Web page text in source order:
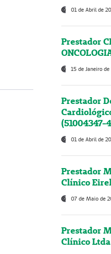
01 de Abril de
Prestador
15 de Janeiro
Prestador
(51004347-
01 de Abril de
Prestador
Clínico
07 de Maio de
Prestador
Clínico